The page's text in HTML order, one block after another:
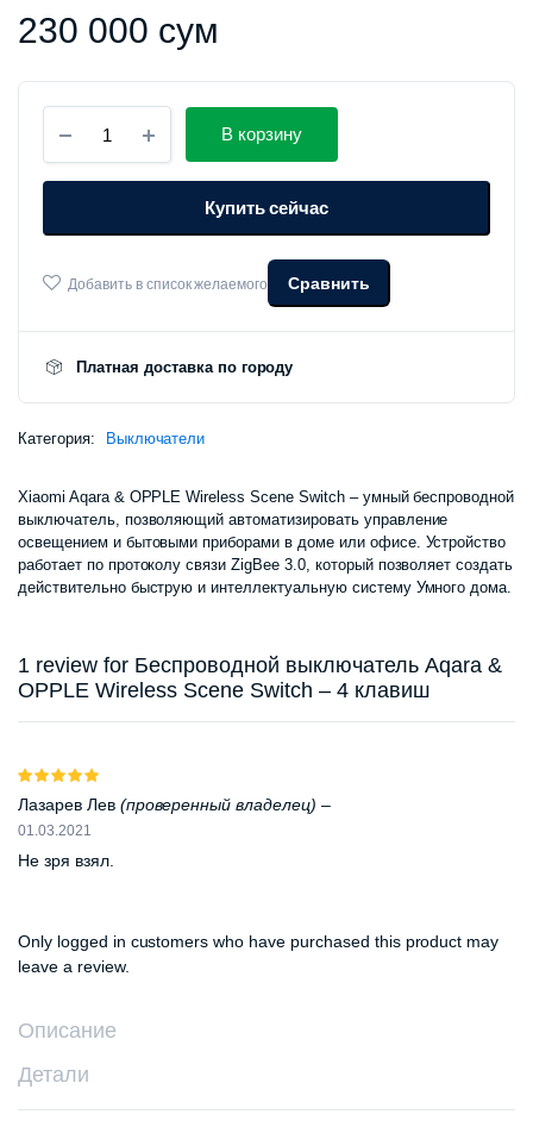
230 000 сум
выключатель
Aqara
&
Wireless
Switch
количество
В корзину
Купить сейчас
Добавить в список желаемого Сравнить
Платная доставка по городу
Категория: Выключатели
Xiaomi Aqara & OPPLE Wireless Scene Switch – умный беспроводной
выключатель, позволяющий автоматизировать управление
освещением и бытовыми приборами в доме или офисе. Устройство
работает по протоколу связи ZigBee 3.0, который позволяет создать
действительно быструю и интеллектуальную систему Умного дома.
1 review for Беспроводной выключатель Aqara &
OPPLE Wireless Scene Switch – 4 клавиш
5из 5
Лазарев Лев (проверенный владелец) –
01.03.2021
Не зря взял.
Only logged in customers who have purchased this product may
leave a review.
Описание
Детали